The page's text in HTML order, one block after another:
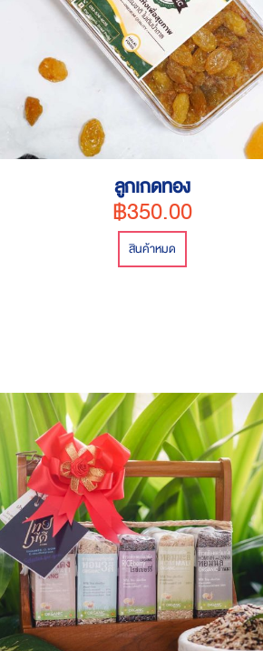
ลูกเกดทอง
฿350.00
สินค้าหมด